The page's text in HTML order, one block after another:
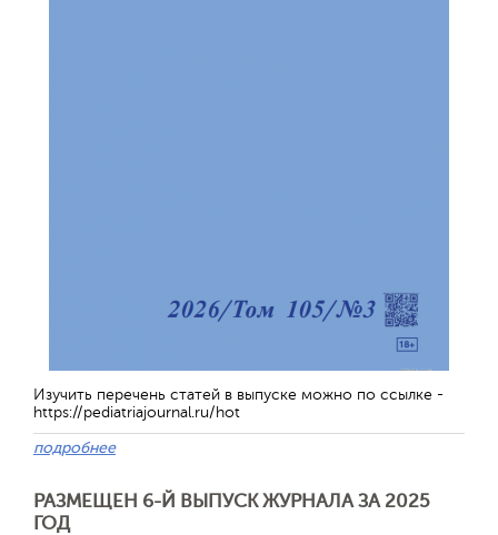
Изучить перечень статей в выпуске можно по ссылке -
https://pediatriajournal.ru/hot
подробнее
РАЗМЕЩЕН 6-Й ВЫПУСК ЖУРНАЛА ЗА 2025
ГОД